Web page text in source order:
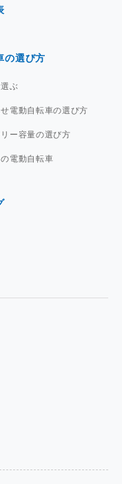
の選び方
ぶ
電動自転車の選び方
ー容量の選び方
電動自転車